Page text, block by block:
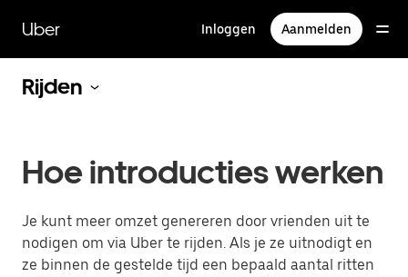
naar
hoofdinhoud
Uber Inloggen Aanmelden
Rijden
Hoe introducties werken
Je kunt meer omzet genereren door vrienden uit te
nodigen om via Uber te rijden. Als je ze uitnodigt en
ze binnen de gestelde tijd een bepaald aantal ritten